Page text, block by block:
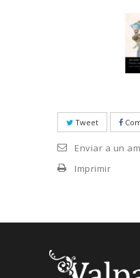
Tweet
Enviar a un
Imprimir